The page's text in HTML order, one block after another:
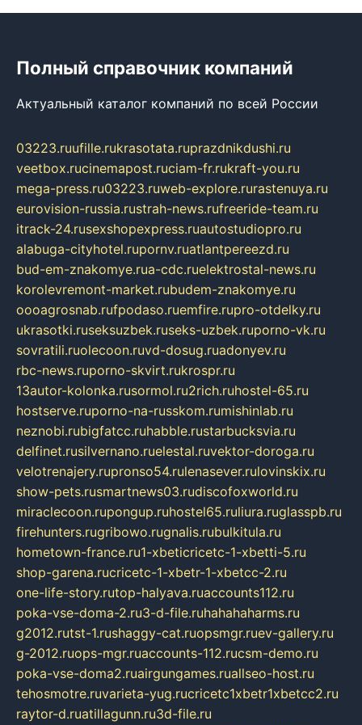
Полный справочник компаний
Актуальный каталог компаний по всей России
03223.ruufille.rukrasotata.ruprazdnikdushi.ru
veetbox.rucinemapost.ruciam-fr.rukraft-you.ru
mega-press.ru03223.ruweb-explore.rurastenuya.ru
eurovision-russia.rustrah-news.rufreeride-team.ru
itrack-24.rusexshopexpress.ruautostudiopro.ru
alabuga-cityhotel.rupornv.ruatlantpereezd.ru
bud-em-znakomye.rua-cdc.ruelektrostal-news.ru
korolevremont-market.rubudem-znakomye.ru
oooagrosnab.rufpodaso.ruemfire.rupro-otdelky.ru
ukrasotki.ruseksuzbek.ruseks-uzbek.ruporno-vk.ru
sovratili.ruolecoon.ruvd-dosug.ruadonyev.ru
rbc-news.ruporno-skvirt.rukrospr.ru
13autor-kolonka.rusormol.ru2rich.ruhostel-65.ru
hostserve.ruporno-na-russkom.rumishinlab.ru
neznobi.rubigfatcc.ruhabble.rustarbucksvia.ru
delfinet.rusilvernano.ruelestal.ruvektor-doroga.ru
velotrenajery.rupronso54.rulenasever.rulovinskix.ru
show-pets.rusmartnews03.rudiscofoxworld.ru
miraclecoon.rupongup.ruhostel65.ruliura.ruglasspb.ru
firehunters.rugribowo.rugnalis.rubulkitula.ru
hometown-france.ru1-xbeticricetc-1-xbetti-5.ru
shop-garena.rucricetc-1-xbetr-1-xbetcc-2.ru
one-life-story.rutop-halyava.ruaccounts112.ru
poka-vse-doma-2.ru3-d-file.ruhahahaharms.ru
g2012.rutst-1.rushaggy-cat.ruopsmgr.ruev-gallery.ru
g-2012.ruops-mgr.ruaccounts-112.rucsm-demo.ru
poka-vse-doma2.ruairgungames.ruallseo-host.ru
tehosmotre.ruvarieta-yug.rucricetc1xbetr1xbetcc2.ru
raytor-d.ruatillagunn.ru3d-file.ru